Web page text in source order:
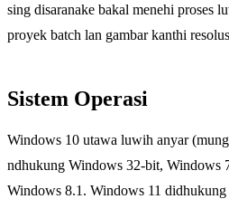
sing disaranake bakal menehi proses
proyek batch lan gambar kanthi
Sistem Operasi
Windows 10 utawa luwih anyar
ndhukung Windows 32-bit, Windows
Windows 8.1. Windows 11